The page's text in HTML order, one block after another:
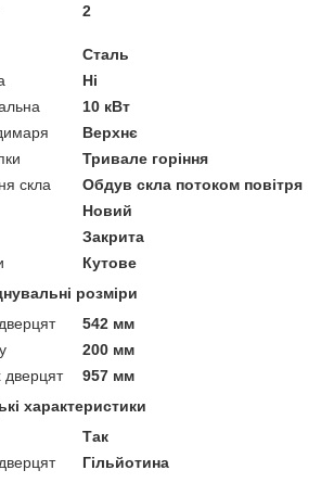
2
Сталь
Ні
10 кВт
Верхнє
Тривале горіння
скла
Обдув скла потоком повітря
Новий
Закрита
Кутове
розміри
542 мм
200 мм
дверцят
957 мм
характеристики
Так
Гільйотина